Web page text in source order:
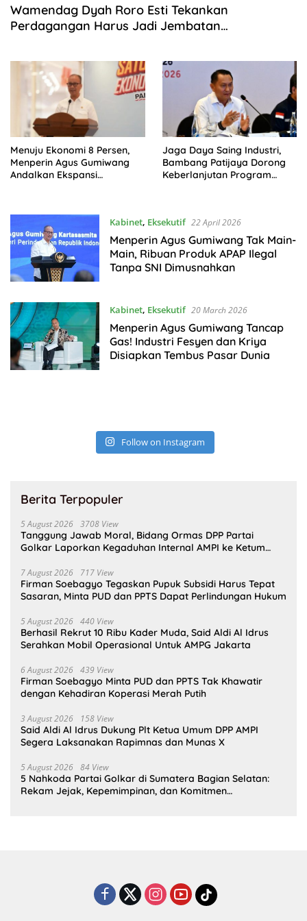
Wamendag Dyah Roro Esti Tekankan
Perdagangan Harus Jadi Jembatan
Menuju Ekonomi 8 Persen,
Menperin Agus Gumiwang
Andalkan Ekspansi
Jaga Daya Saing Industri,
Bambang Patijaya Dorong
Keberlanjutan Program
Kabinet, Eksekutif 22 April 2026
Menperin Agus Gumiwang Tak Main-
Main, Ribuan Produk APAP Ilegal
Tanpa SNI Dimusnahkan
Kabinet, Eksekutif 20 March 2026
Menperin Agus Gumiwang Tancap
Gas! Industri Fesyen dan Kriya
Disiapkan Tembus Pasar Dunia
Follow on Instagram
Berita Terpopuler
5 August 2026 3708 View
Tanggung Jawab Moral, Bidang Ormas DPP Partai
Golkar Laporkan Kegaduhan Internal AMPI ke Ketum
7 August 2026 717 View
Firman Soebagyo Tegaskan Pupuk Subsidi Harus Tepat
Sasaran, Minta PUD dan PPTS Dapat Perlindungan Hukum
5 August 2026 440 View
Berhasil Rekrut 10 Ribu Kader Muda, Said Aldi Al Idrus
Serahkan Mobil Operasional Untuk AMPG Jakarta
6 August 2026 439 View
Firman Soebagyo Minta PUD dan PPTS Tak Khawatir
dengan Kehadiran Koperasi Merah Putih
3 August 2026 158 View
Said Aldi Al Idrus Dukung Plt Ketua Umum DPP AMPI
Segera Laksanakan Rapimnas dan Munas X
5 August 2026 84 View
5 Nahkoda Partai Golkar di Sumatera Bagian Selatan:
Rekam Jejak, Kepemimpinan, dan Komitmen